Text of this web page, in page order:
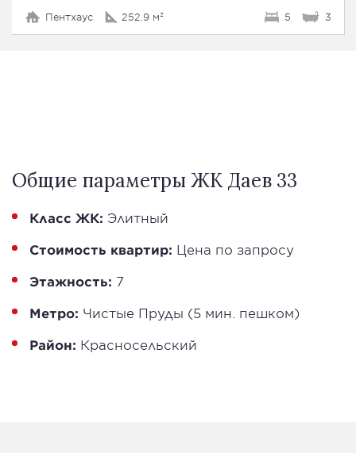
Пентхаус 252.9 м² 5 3
Общие параметры ЖК Даев 33
Класс ЖК: Элитный
Стоимость квартир: Цена по запросу
Этажность: 7
Метро: Чистые Пруды (5 мин. пешком)
Район: Красносельский